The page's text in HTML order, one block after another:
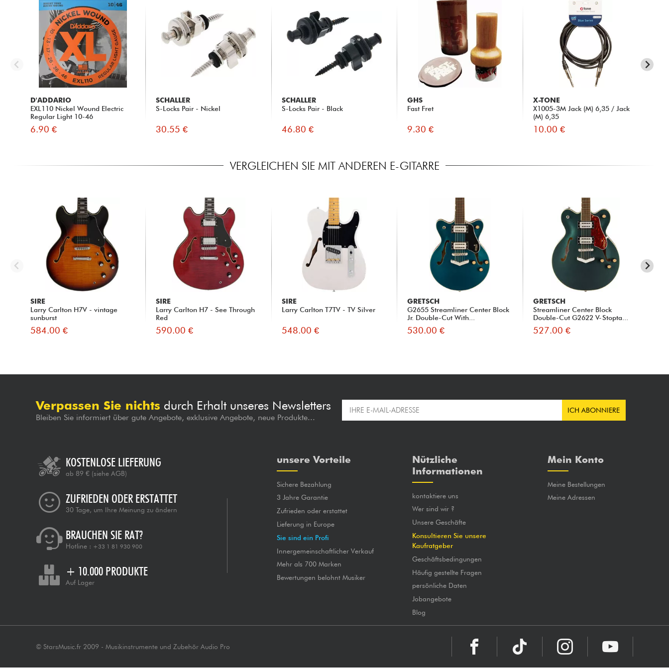
D'ADDARIO
EXL110 Nickel Wound Electric
Regular Light 10-46
6.90 €
SCHALLER
S-Locks Pair - Nickel
30.55 €
SCHALLER
S-Locks Pair - Black
46.80 €
GHS
Fast Fret
9.30 €
X-TONE
X1005-3M Jack (M) 6,35 / Jack
(M) 6,35
10.00 €
VERGLEICHEN SIE MIT ANDEREN E-GITARRE
SIRE
Larry Carlton H7V - vintage
sunburst
584.00 €
SIRE
Larry Carlton H7 - See Through
Red
590.00 €
SIRE
Larry Carlton T7TV - TV Silver
548.00 €
GRETSCH
G2655 Streamliner Center Block
Jr. Double-Cut With...
530.00 €
GRETSCH
Streamliner Center Block
Double-Cut G2622 V-Stopta...
527.00 €
Verpassen Sie nichts durch Erhalt unseres Newsletters
Bleiben Sie informiert über gute Angebote, exklusive Angebote, neue Produkte...
ICH ABONNIERE
KOSTENLOSE LIEFERUNG
ab 89 € (siehe AGB)
ZUFRIEDEN ODER ERSTATTET
30 Tage, um Ihre Meinung zu ändern
BRAUCHEN SIE RAT?
Hotline : +33 1 81 930 900
+ 10.000 PRODUKTE
Auf Lager
unsere Vorteile
Sichere Bezahlung
3 Jahre Garantie
Zufrieden oder erstattet
Lieferung in Europe
Sie sind ein Profi
Innergemeinschaftlicher Verkauf
Mehr als 700 Marken
Bewertungen belohnt Musiker
Nützliche
Informationen
kontaktiere uns
Wer sind wir ?
Unsere Geschäfte
Konsultieren Sie unsere
Kaufratgeber
Geschäftsbedingungen
Häufig gestellte Fragen
persönliche Daten
Jobangebote
Blog
Mein Konto
Meine Bestellungen
Meine Adressen
© StarsMusic.fr 2009 - Musikinstrumente und Zubehör Audio Pro